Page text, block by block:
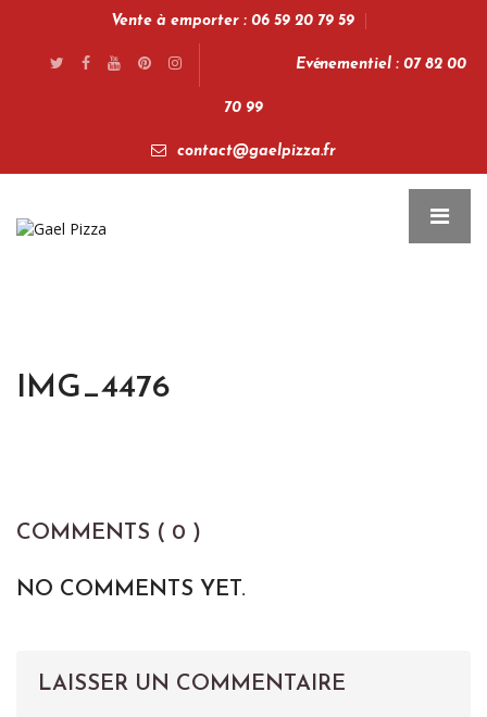
Vente à emporter : 06 59 20 79 59
Evénementiel : 07 82 00
70 99
contact@gaelpizza.fr
IMG_4476
COMMENTS ( 0 )
NO COMMENTS YET.
LAISSER UN COMMENTAIRE